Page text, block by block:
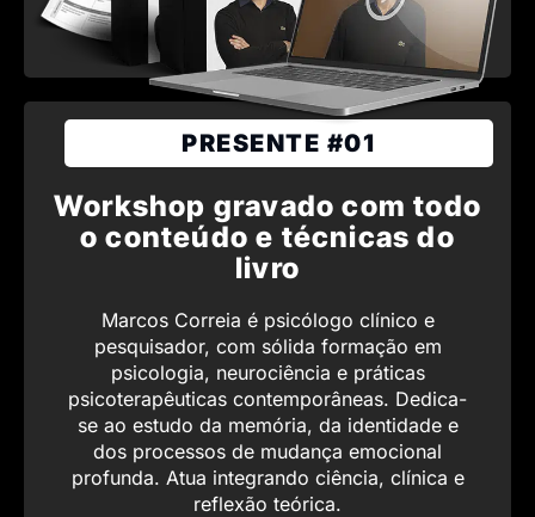
PRESENTE #01
Workshop gravado com todo
o conteúdo e técnicas do
livro
Marcos Correia é psicólogo clínico e
pesquisador, com sólida formação em
psicologia, neurociência e práticas
psicoterapêuticas contemporâneas. Dedica-
se ao estudo da memória, da identidade e
dos processos de mudança emocional
profunda. Atua integrando ciência, clínica e
reflexão teórica.